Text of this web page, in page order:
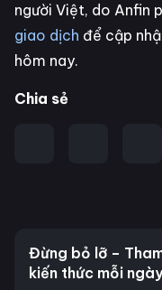
người Việt, do Anfin
giao dịch để cập
hôm nay.
Chia sẻ
Đừng bỏ lỡ –
kiến thức mỗi